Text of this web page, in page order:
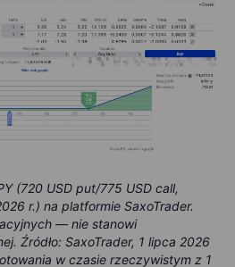
(720 USD put/775 USD call,
r.) na platformie SaxoTrader.
— nie stanowi
Źródło: SaxoTrader, 1 lipca 2026
w czasie rzeczywistym z 1